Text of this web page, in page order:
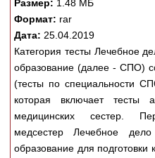
Истории болезней
Лекции и презентации
Аккредитационные тесты
Методические
Научно-популярное
Статьи
Восстановить пароль
Регистрация
Размер: 1.48 МБ
Формат: rar
Дата: 25.04.2019
Категория тесты Лечебное
образование (далее - СПО)
(тесты по специальности
которая включает тесты
медицинских сестер.
медсестер Лечебное
образование для подготовки